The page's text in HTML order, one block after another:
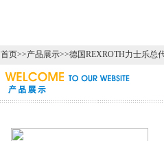
首页>>产品展示>>德国REXROTH力士乐总